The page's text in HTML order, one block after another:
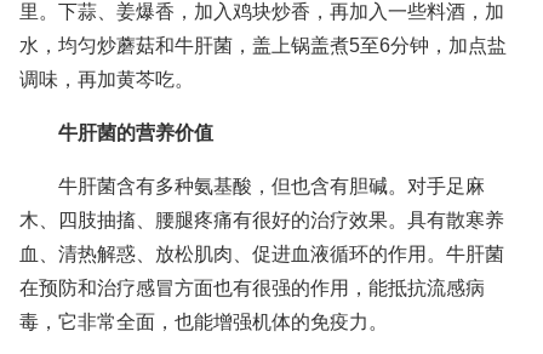
里。下蒜、姜爆香，加入鸡块炒香，再加入一些料酒，加
水，均匀炒蘑菇和牛肝菌，盖上锅盖煮5至6分钟，加点盐
调味，再加黄芩吃。
牛肝菌的营养价值
牛肝菌含有多种氨基酸，但也含有胆碱。对手足麻
木、四肢抽搐、腰腿疼痛有很好的治疗效果。具有散寒养
血、清热解惑、放松肌肉、促进血液循环的作用。牛肝菌
在预防和治疗感冒方面也有很强的作用，能抵抗流感病
毒，它非常全面，也能增强机体的免疫力。